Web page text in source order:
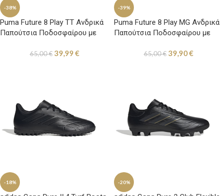
-38%
Puma Future 8 Play ΤΤ Ανδρικά
Παπούτσια Ποδοσφαίρου με
65,00€ 39,99 €
-39%
Puma Future 8 Play MG Ανδρικά
Παπούτσια Ποδοσφαίρου με
65,00€ 39,90€
-18% -20%